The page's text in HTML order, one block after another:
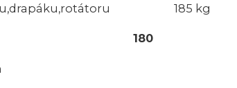
185 kg
bar 180